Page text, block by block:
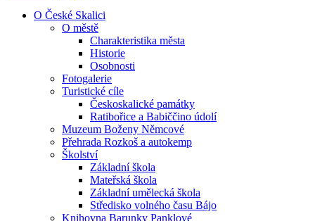
O České Skalici
O městě
Charakteristika města
Historie
Osobnosti
Fotogalerie
Turistické cíle
Českoskalické památky
Ratibořice a Babiččino údolí
Muzeum Boženy Němcové
Přehrada Rozkoš a autokemp
Školství
Základní škola
Mateřská škola
Základní umělecká škola
Středisko volného času Bájo
Knihovna Barunky Panklové